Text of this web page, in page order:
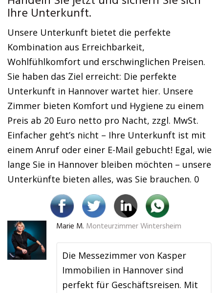
Ihre Unterkunft.
Unsere Unterkunft bietet die perfekte
Kombination aus Erreichbarkeit,
Wohlfühlkomfort und erschwinglichen Preisen.
Sie haben das Ziel erreicht: Die perfekte
Unterkunft in Hannover wartet hier. Unsere
Zimmer bieten Komfort und Hygiene zu einem
Preis ab 20 Euro netto pro Nacht, zzgl. MwSt.
Einfacher geht’s nicht – Ihre Unterkunft ist mit
einem Anruf oder einer E-Mail gebucht! Egal, wie
lange Sie in Hannover bleiben möchten – unsere
Unterkünfte bieten alles, was Sie brauchen. 0
Marie M. Monteurzimmer Wintersheim
Die Messezimmer von Kasper
Immobilien in Hannover sind
perfekt für Geschäftsreisen. Mit